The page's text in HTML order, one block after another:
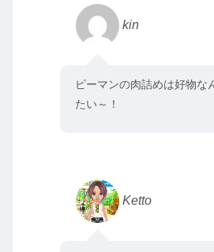
kin
ピーマンの肉詰めは好物な
たい～！
Ketto